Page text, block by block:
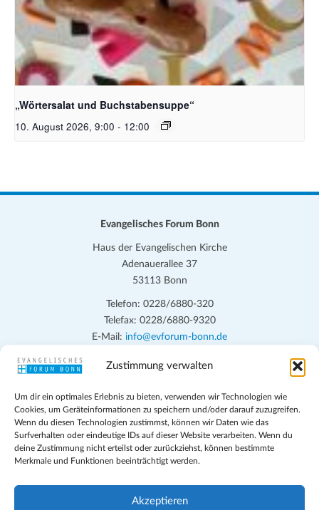
Zustimmung verwalten
Um dir ein optimales Erlebnis zu bieten, verwenden wir Technologien wie
Cookies, um Geräteinformationen zu speichern und/oder darauf zuzugreifen.
Wenn du diesen Technologien zustimmst, können wir Daten wie das
Surfverhalten oder eindeutige IDs auf dieser Website verarbeiten. Wenn du
deine Zustimmung nicht erteilst oder zurückziehst, können bestimmte
Merkmale und Funktionen beeinträchtigt werden.
Akzeptieren
Bildquelle_ Pixabay Free_Christoph Meinersmann
„Wörtersalat und Buchstabensuppe“
10. August 2026, 9:00 - 12:00
Evangelisches Forum Bonn
Haus der Evangelischen Kirche
Adenauerallee 37
53113 Bonn
Telefon: 0228/6880-320
Telefax: 0228/6880-9320
E-Mail: info@evforum-bonn.de
Das Evangelische Forum Bonn will in seinen zentralen
persönlichen, beruflichen, kirchlichen und öffentlichen Lebens
eingehen, zu offener Begegnung und ehrlicher Auseinandersetzung
anregen und mithelfen, aus der Verheißung des Evangeliums heraus
im individuellen und gesellschaftlichen Leben verantwortlich zu
denken, zu reden und zu handeln.
Impressum